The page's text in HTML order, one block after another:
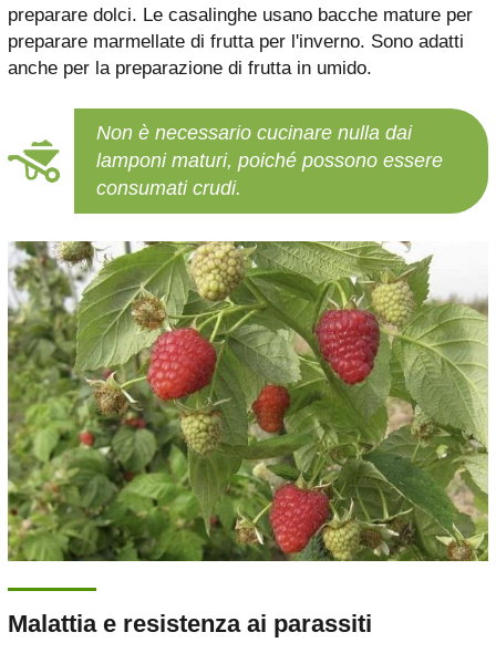
preparare dolci. Le casalinghe usano bacche mature per
preparare marmellate di frutta per l'inverno. Sono adatti
anche per la preparazione di frutta in umido.
Non è necessario cucinare nulla dai
lamponi maturi, poiché possono essere
consumati crudi.
Malattia e resistenza ai parassiti